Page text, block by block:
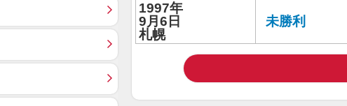
1997年
9月6日
札幌
未勝利